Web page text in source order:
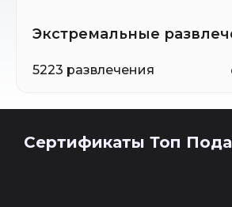
Экстремальные
5223 развлечения
Сертификаты Топ